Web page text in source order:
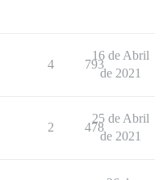
4 793
16 de Abril
de 2021
2 478
25 de Abril
de 2021